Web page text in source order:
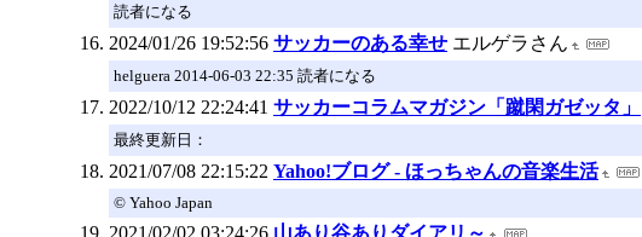
読者になる
2024/01/26 19:52:56 サッカーのある幸せ エルゲラさん
helguera 2014-06-03 22:35 読者になる
2022/10/12 22:24:41 サッカーコラムマガジン「蹴閑ガゼッタ」
最終更新日：
2021/07/08 22:15:22 Yahoo!ブログ - ほっちゃんの音楽生活
© Yahoo Japan
2021/02/02 03:24:26 山あり谷ありダイアリ～